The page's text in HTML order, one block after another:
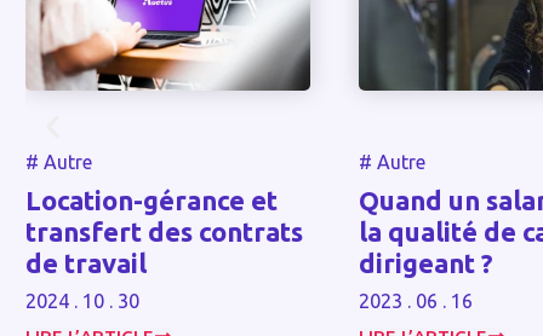
# Autre
Quand un salarié a-t-il
la qualité de cadre
dirigeant ?
2023 . 06 . 16
# Santé
Qui doit
l’irrégularité
l’assemblée
d’une
2024 . 11 . 27